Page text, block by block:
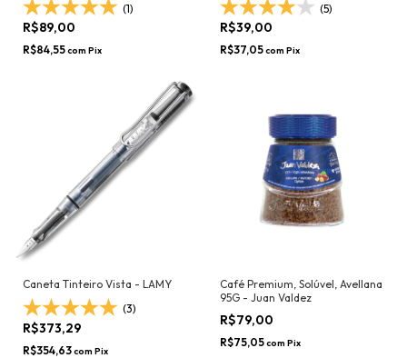
(1)
R$89,00
R$84,55com Pix
(5)
R$39,00
R$37,05com Pix
Caneta Tinteiro Vista - LAMY
(3)
R$373,29
R$354,63com Pix
Café Premium, Solúvel, Avellana
95G - Juan Valdez
R$79,00
R$75,05com Pix